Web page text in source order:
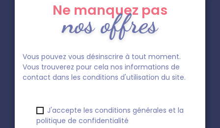
Ne manquez pas
nos offres
Vous pouvez vous désinscrire à tout moment.
Vous trouverez pour cela nos informations de
contact dans les conditions d'utilisation du site.
J'accepte les conditions générales et la
politique de confidentialité